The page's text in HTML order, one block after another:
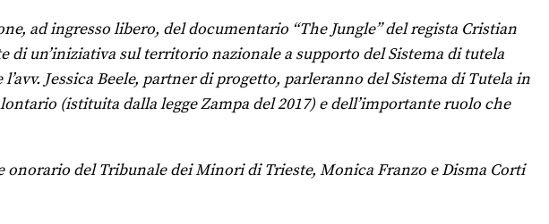
ad ingresso libero, del documentario “The Jungle” del regista Cristian
di un’iniziativa sul territorio nazionale a supporto del Sistema di tutela
Jessica Beele, partner di progetto, parleranno del Sistema di Tutela in
(istituita dalla legge Zampa del 2017) e dell’importante ruolo che
del Tribunale dei Minori di Trieste, Monica Franzo e Disma Corti